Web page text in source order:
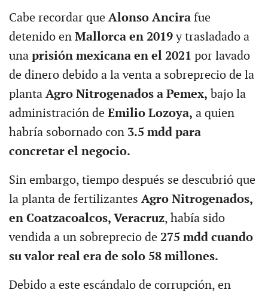
Cabe recordar que Alonso Ancirafue
detenido en Mallorca en 2019y trasladado a
una prisión mexicana en el 2021 por lavado
de dinero debido a la venta a sobreprecio de la
planta Agro Nitrogenados a Pemex, bajo la
administración deEmilio Lozoya, a quien
habría sobornado con3.5 mdd para
concretar el negocio.
Sin embargo, tiempo después se descubrió que
la planta de fertilizantes Agro Nitrogenados,
en Coatzacoalcos, Veracruz, había sido
vendida a un sobreprecio de 275 mdd cuando
su valor real era de solo 58 millones.
Debido a este escándalo de corrupción, en